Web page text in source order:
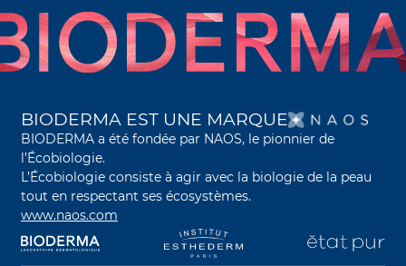
BIODERMA EST UNE MARQUE
BIODERMA a été fondée par NAOS, le pionnier de
l’Écobiologie.
L’Écobiologie consiste à agir avec la biologie de la peau
tout en respectant ses écosystèmes.
www.naos.com
s’ouvre dans un nouvel onglet
s’ouvre dans un